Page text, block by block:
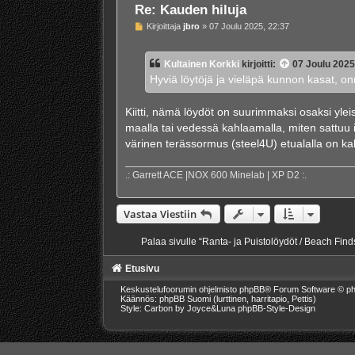
Re: Kauden hiluja
V
s
Kirjoittajajbro »07 Joulu 2025, 22:37
Kultainen Korkkikirjoitti: 07 Joulu
Hyviä löytöjä ja vieläpä kunnon kasat,
Kiitti, nämä löydöt on suurimmaksi osaksi
maalla tai vedessä kahlaamalla, miten
värinen terässormus (steel4U) etualalla on
.: Garrett ACE |NOX 600 Minelab | XP D2 :.
Vastaa Viestiin
Palaa sivulle “Ranta- ja Puistolöydöt / Beach
Etusivu
Keskustelufoorumin ohjelmisto phpBB® Forum Software ©
Käännös: phpBB Suomi (lurttinen, harritapio, Pettis)
Style: Carbon by Joyce&Luna phpBB-Style-Design